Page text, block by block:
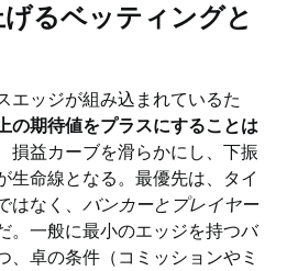
るベッティングと
エッジが組み込まれているた
の期待値をプラスにすることは
損益カーブを滑らかにし、下振
生命線となる。最優先は、タイ
はなく、バンカーとプレイヤー
。一般に最小のエッジを持つバ
、卓の条件（コミッションやミ